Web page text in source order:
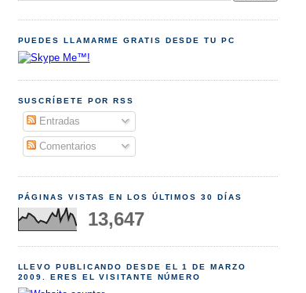
PUEDES LLAMARME GRATIS DESDE TU PC
SUSCRÍBETE POR RSS
Entradas
Comentarios
PÁGINAS VISTAS EN LOS ÚLTIMOS 30 DÍAS
13,647
LLEVO PUBLICANDO DESDE EL 1 DE MARZO
2009. ERES EL VISITANTE NÚMERO